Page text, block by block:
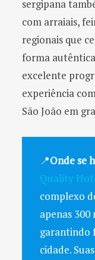
sergipana
com arraiais,
regionais que
forma
excelente
experiência
São João em
📍Onde se
Quality
complexo
apenas 300
garantindo
cidade.